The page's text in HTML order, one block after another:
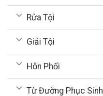
Rửa Tội
Giải Tội
Hôn Phối
Từ Đường Phục Sinh